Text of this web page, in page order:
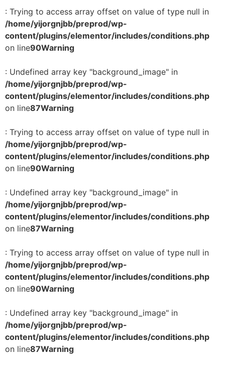
: Trying to access array offset on value of type null in
/home/yijorgnjbb/preprod/wp-
content/plugins/elementor/includes/conditions.php
on line90Warning
: Undefined array key "background_image" in
/home/yijorgnjbb/preprod/wp-
content/plugins/elementor/includes/conditions.php
on line87Warning
: Trying to access array offset on value of type null in
/home/yijorgnjbb/preprod/wp-
content/plugins/elementor/includes/conditions.php
on line90Warning
: Undefined array key "background_image" in
/home/yijorgnjbb/preprod/wp-
content/plugins/elementor/includes/conditions.php
on line87Warning
: Trying to access array offset on value of type null in
/home/yijorgnjbb/preprod/wp-
content/plugins/elementor/includes/conditions.php
on line90Warning
: Undefined array key "background_image" in
/home/yijorgnjbb/preprod/wp-
content/plugins/elementor/includes/conditions.php
on line87Warning